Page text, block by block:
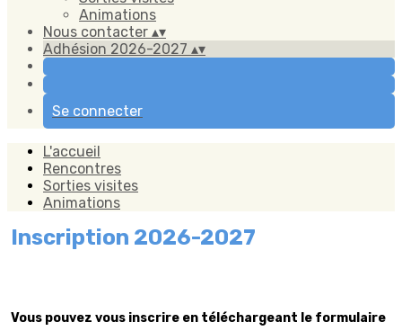
Animations
Nous contacter ▴▾
Adhésion 2026-2027 ▴▾
Se connecter
L'accueil
Rencontres
Sorties visites
Animations
Inscription 2026-2027
Vous pouvez vous inscrire en téléchargeant le formulaire